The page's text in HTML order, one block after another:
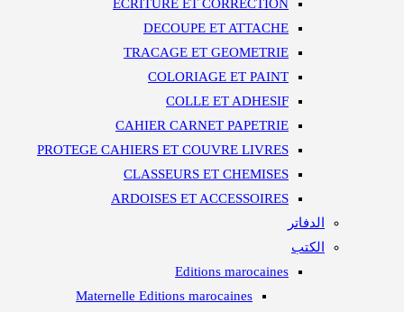
ECRITURE ET CORRECTION
DECOUPE ET ATTACHE
TRACAGE ET GEOMETRIE
COLORIAGE ET PAINT
COLLE ET ADHESIF
CAHIER CARNET PAPETRIE
PROTEGE CAHIERS ET COUVRE LIVRES
CLASSEURS ET CHEMISES
ARDOISES ET ACCESSOIRES
الدفاتر
الكتب
Editions marocaines
Maternelle Editions marocaines